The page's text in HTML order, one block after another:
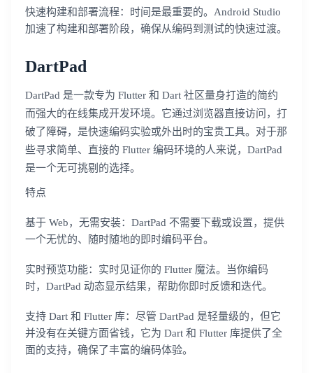
快速构建和部署流程：时间是最重要的。Android Studio
加速了构建和部署阶段，确保从编码到测试的快速过渡。
DartPad
DartPad 是一款专为 Flutter 和 Dart 社区量身打造的简约
而强大的在线集成开发环境。它通过浏览器直接访问，打
破了障碍，是快速编码实验或外出时的宝贵工具。对于那
些寻求简单、直接的 Flutter 编码环境的人来说，DartPad
是一个无可挑剔的选择。
特点
基于 Web，无需安装：DartPad 不需要下载或设置，提供
一个无忧的、随时随地的即时编码平台。
实时预览功能：实时见证你的 Flutter 魔法。当你编码
时，DartPad 动态显示结果，帮助你即时反馈和迭代。
支持 Dart 和 Flutter 库：尽管 DartPad 是轻量级的，但它
并没有在关键方面省钱，它为 Dart 和 Flutter 库提供了全
面的支持，确保了丰富的编码体验。